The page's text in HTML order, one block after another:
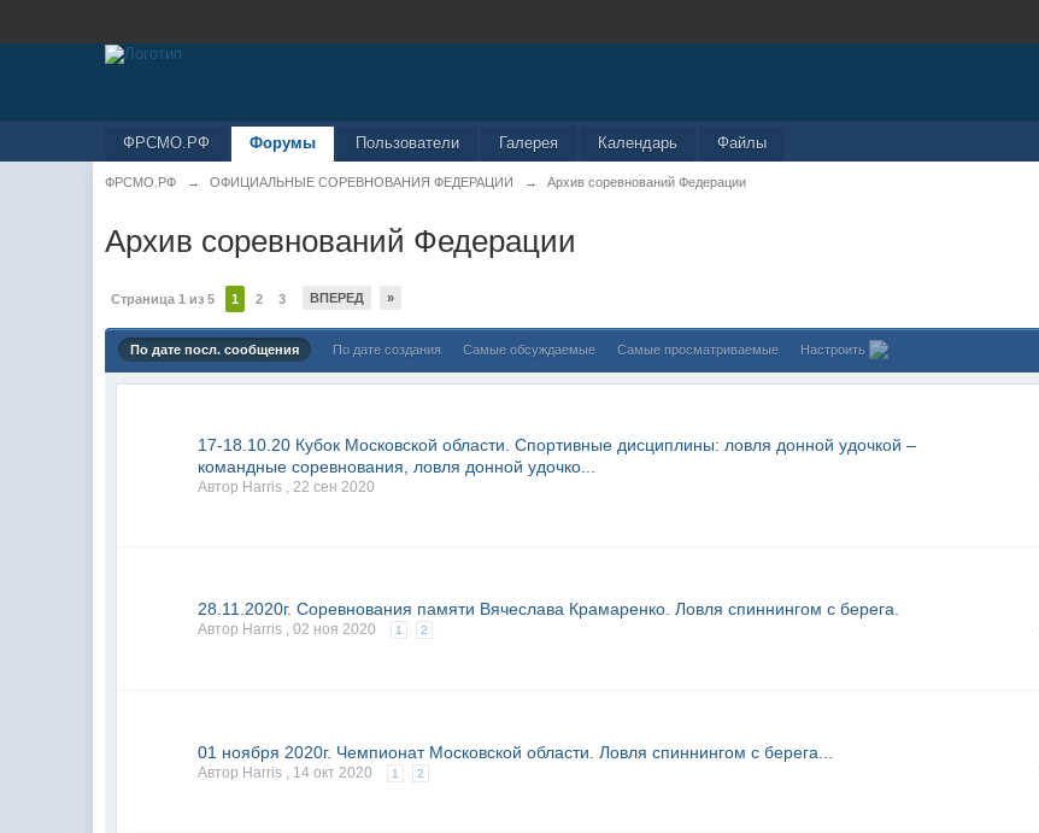
ФРСМО.РФ Форумы Пользователи Галерея Календарь Файлы
ФРСМО.РФ → ОФИЦИАЛЬНЫЕ СОРЕВНОВАНИЯ ФЕДЕРАЦИИ → Архив соревнований Федерации
Архив соревнований Федерации
Страница 1 из 5 1 2 3 ВПЕРЕД »
По дате посл. сообщения По дате создания Самые обсуждаемые Самые просматриваемые Настроить
17-18.10.20 Кубок Московской области. Спортивные дисциплины: ловля донной удочкой –
командные соревнования, ловля донной удочко...
Автор Harris ,22 сен 2020
28.11.2020г. Соревнования памяти Вячеслава Крамаренко. Ловля спиннингом с берега.
Автор Harris ,02 ноя 2020 1 2
01 ноября 2020г. Чемпионат Московской области. Ловля спиннингом с берега...
Автор Harris , 14 окт 2020 1 2